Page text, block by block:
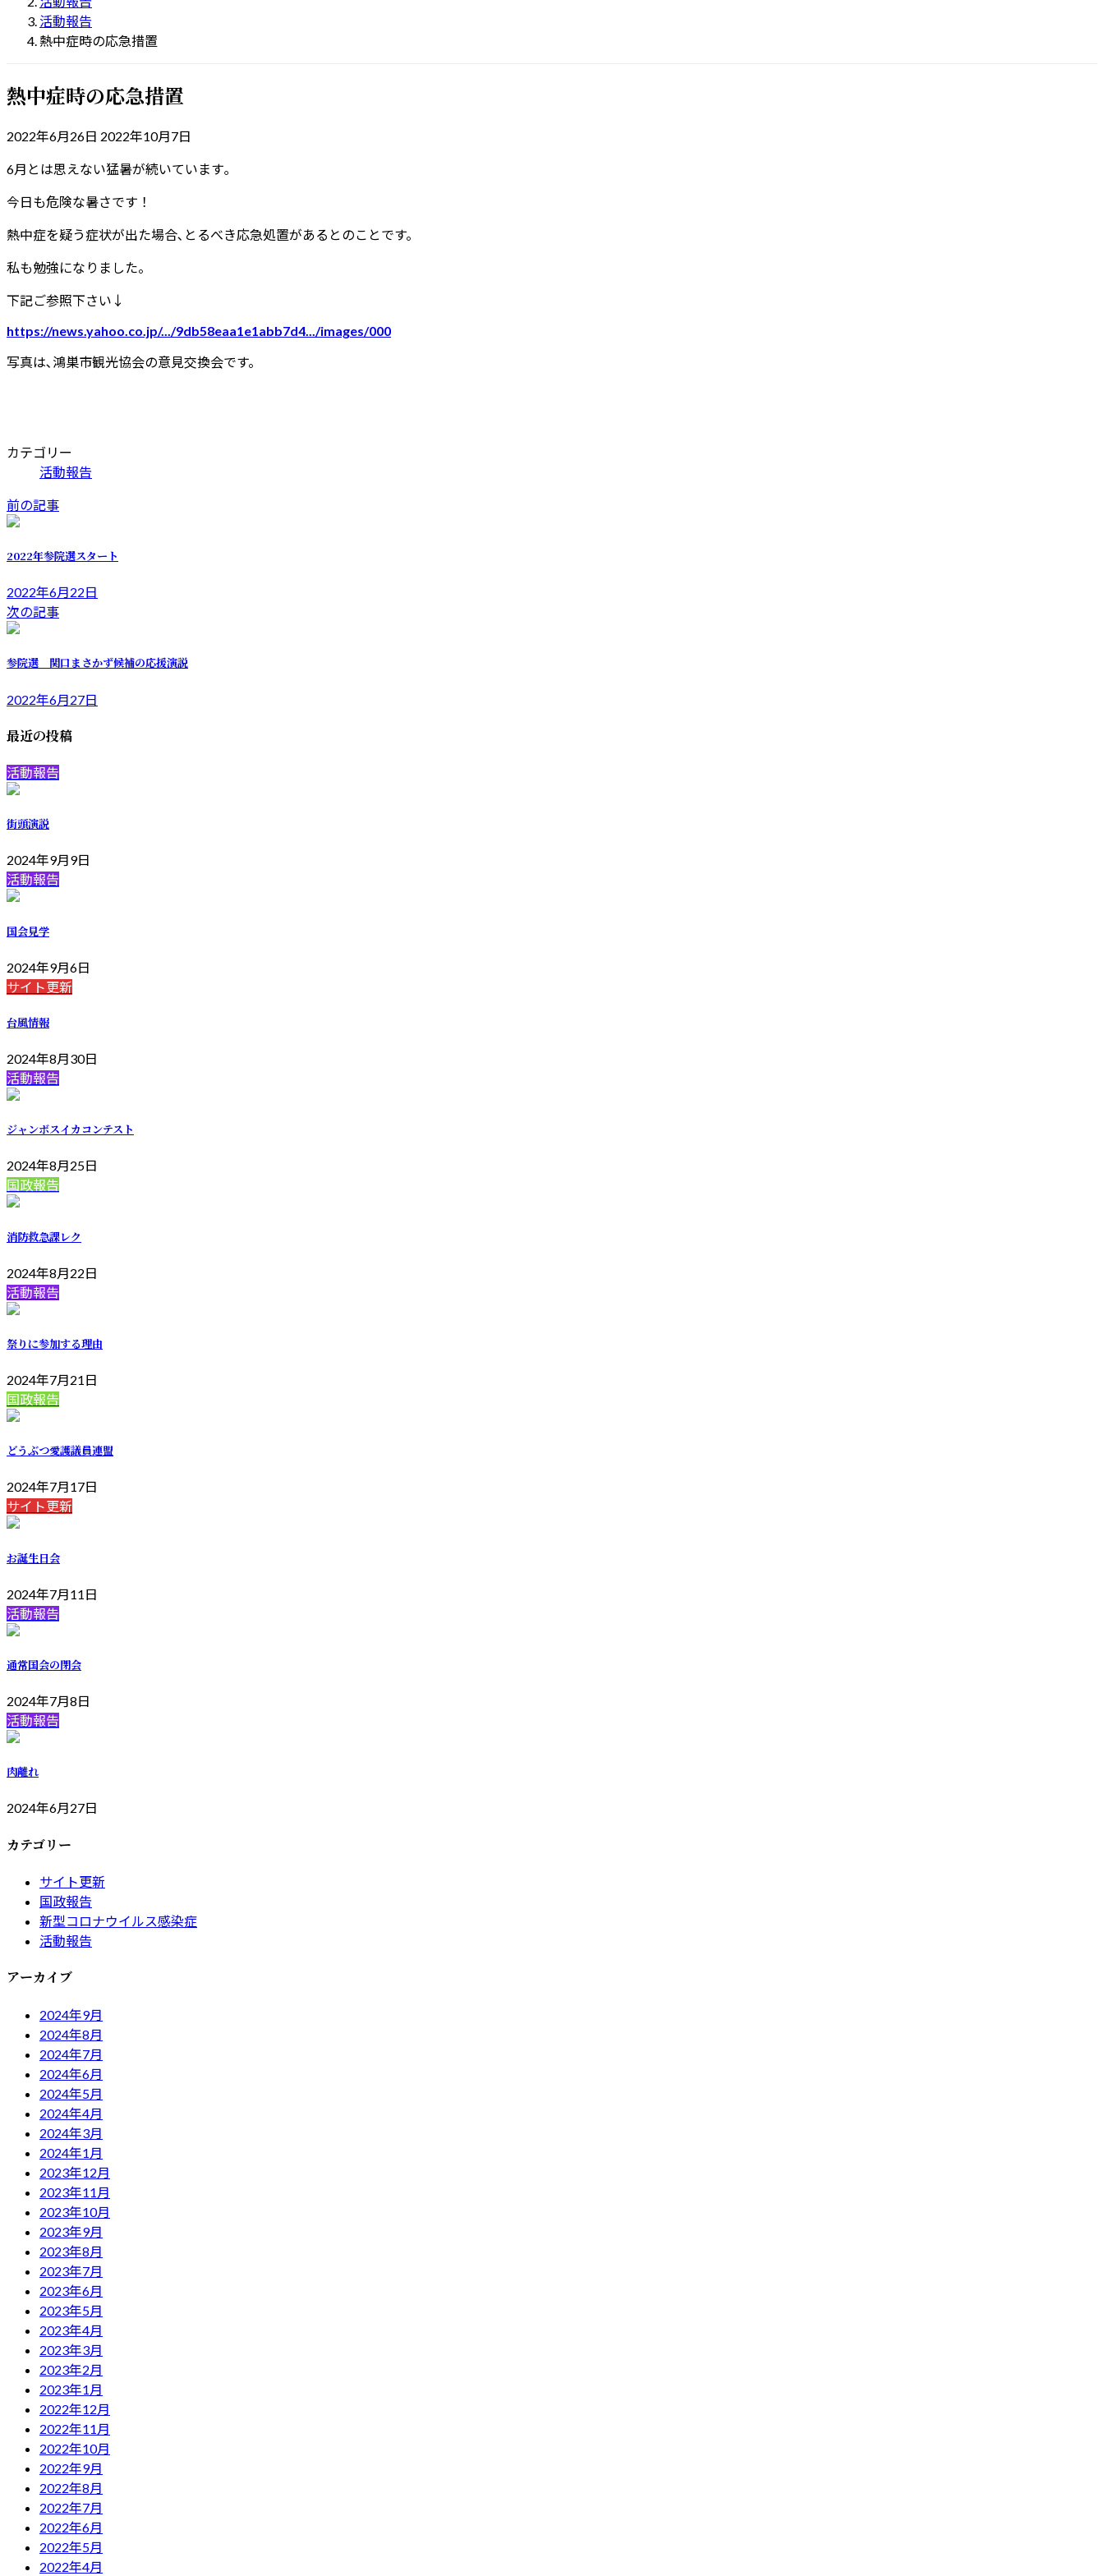
活動報告
熱中症時の応急措置
熱中症時の応急措置
2022年6月26日 最
更
新
時
2022年10月7日
6月とは思えない猛暑が続いています｡
今日も危険な暑さです！
熱中症を疑う症状が出た場合､とるべき応急処置があるとのことです。
私も勉強になりました。
下記ご参照下さい↓
https://news.yahoo.co.jp/.../9db58eaa1e1abb7d4.../images/000
写真は､鴻巣市観光協会の意見交換会です。
カテゴリー
活動報告
前の記事
2022年参院選スタート
2022年6月22日
次の記事
参院選 関口まさかず候補の応援演説
2022年6月27日
最近の投稿
活動報告
街頭演説
2024年9月9日
活動報告
国会見学
2024年9月6日
サイト更新
台風情報
2024年8月30日
活動報告
ジャンボスイカコンテスト
2024年8月25日
国政報告
消防救急課レク
2024年8月22日
活動報告
祭りに参加する理由
2024年7月21日
国政報告
どうぶつ愛護議員連盟
2024年7月17日
サイト更新
お誕生日会
2024年7月11日
活動報告
通常国会の閉会
2024年7月8日
活動報告
肉離れ
2024年6月27日
カテゴリー
サイト更新
国政報告
新型コロナウイルス感染症
活動報告
アーカイブ
2024年9月
2024年8月
2024年7月
2024年6月
2024年5月
2024年4月
2024年3月
2024年1月
2023年12月
2023年11月
2023年10月
2023年9月
2023年8月
2023年7月
2023年6月
2023年5月
2023年4月
2023年3月
2023年2月
2023年1月
2022年12月
2022年11月
2022年10月
2022年9月
2022年8月
2022年7月
2022年6月
2022年5月
2022年4月